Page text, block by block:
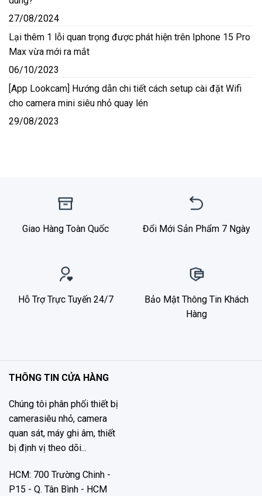
27/08/2024
Lại thêm 1 lỗi quan trọng được phát hiện trên Iphone 15 Pro
Max vừa mới ra mắt
06/10/2023
[App Lookcam] Hướng dẫn chi tiết cách setup cài đặt Wifi
cho camera mini siêu nhỏ quay lén
29/08/2023
Giao Hàng Toàn Quốc Đổi Mới Sản Phẩm 7 Ngày
Hỗ Trợ Trực Tuyến 24/7
Bảo Mật Thông Tin Khách
Hàng
THÔNG TIN CỬA HÀNG
Chúng tôi phân phối thiết bị
camerasiêu nhỏ, camera
quan sát, máy ghi âm, thiết
bị định vị theo dõi...
HCM: 700 Trường Chinh -
P15 - Q. Tân Bình - HCM